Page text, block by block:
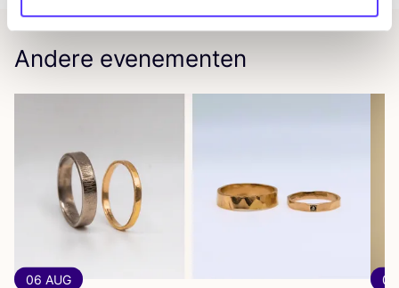
Andere evenementen
06 AUG 06